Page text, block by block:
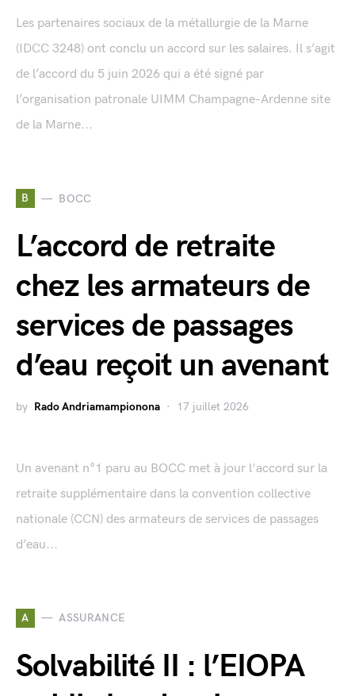
Les partenaires sociaux de la métallurgie de la Marne
(IDCC 3248) ont conclu un accord sur les salaires. Il s’agit
de l’accord du 5 juin 2026 qui a été signé par
l’organisation patronale UIMM Champagne-Ardenne site
de la Marne...
B BOCC
L’accord de retraite
chez les armateurs de
services de passages
d’eau reçoit un avenant
by Rado Andriamampionona 17 juillet 2026
Un avenant n°1 paru au BOCC met à jour l'accord sur la
retraite supplémentaire dans la convention collective
nationale (CCN) des armateurs de services de passages
d’eau...
A ASSURANCE
Solvabilité II : l’EIOPA